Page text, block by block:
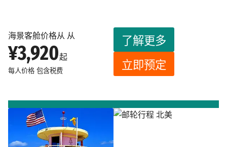
海景客舱价格从 从
¥3,920起
每人价格 包含税费
了解更多
立即预定